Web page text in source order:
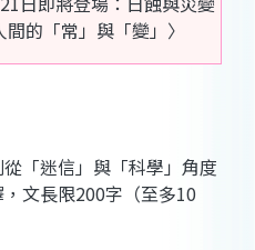
的「常」與「變」〉
「迷信」與「科學」角度
文長限200字（至多10